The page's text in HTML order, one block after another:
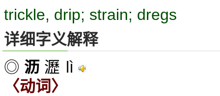
trickle, drip; strain; dregs
详细字义解释
◎ 沥 瀝 lì
〈动词〉